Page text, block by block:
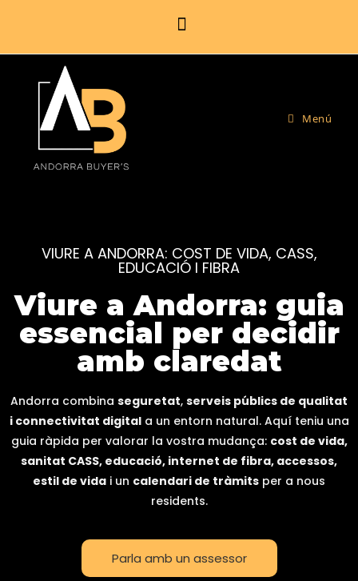
Menú
VIURE A ANDORRA: COST DE VIDA, CASS,
EDUCACIÓ I FIBRA
Viure a Andorra: guia
essencial per decidir
amb claredat
Andorra combina seguretat, serveis públics de qualitat
i connectivitat digitala un entorn natural. Aquí teniu una
guia ràpida per valorar la vostra mudança: cost de vida,
sanitat CASS, educació, internet de fibra, accessos,
estil de vida i un calendari de tràmits per a nous
residents.
Parla amb un assessor